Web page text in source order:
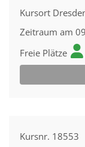
Kursort
Zeitraum am
Freie Plätze
Kursnr. 18553